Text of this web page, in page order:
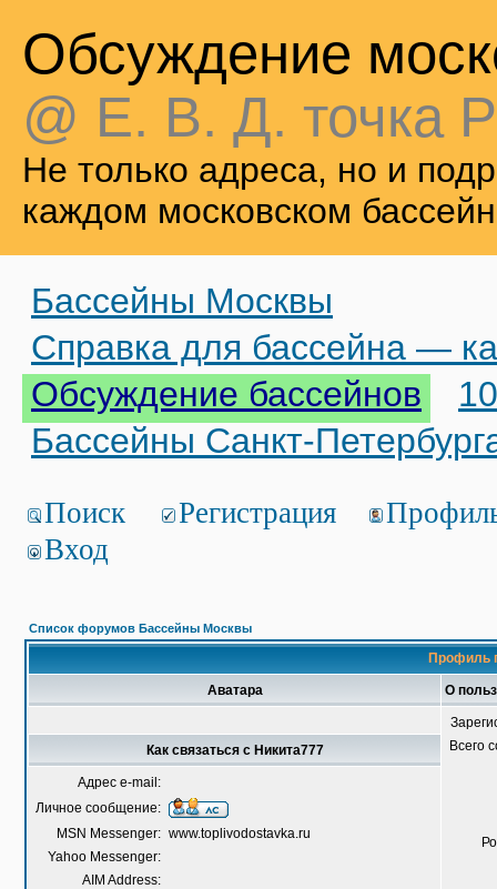
Обсуждение
@ Е. В. Д. точка
Не только адреса, но и
каждом московском
Бассейны Москвы
Справка для бассейна —
Обсуждение бассейнов
Бассейны Санкт-
Поиск Регистрация
Вход
Список форумов Бассейны Москвы
Профиль
Аватара О
Всего
Как связаться с Никита777
Адрес e-mail:
Личное сообщение:
MSN Messenger: www.toplivodostavka.ru
Yahoo Messenger:
AIM Address: